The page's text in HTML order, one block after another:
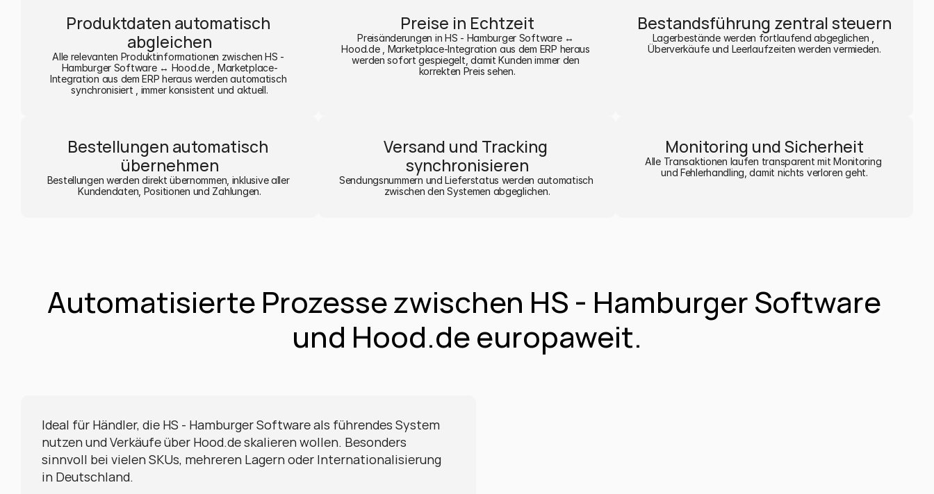
Produktdaten automatisch
abgleichen
Alle relevanten Produktinformationen zwischen HS -
Hamburger Software ↔ Hood.de , Marketplace-
Integration aus dem ERP heraus werden automatisch
synchronisiert , immer konsistent und aktuell.
Preise in Echtzeit
Preisänderungen in HS - Hamburger Software ↔
Hood.de , Marketplace-Integration aus dem ERP heraus
werden sofort gespiegelt, damit Kunden immer den
korrekten Preis sehen.
Bestandsführung zentral steuern
Lagerbestände werden fortlaufend abgeglichen ,
Überverkäufe und Leerlaufzeiten werden vermieden.
Bestellungen automatisch
übernehmen
Bestellungen werden direkt übernommen, inklusive aller
Kundendaten, Positionen und Zahlungen.
Versand und Tracking
synchronisieren
Sendungsnummern und Lieferstatus werden automatisch
zwischen den Systemen abgeglichen.
Monitoring und Sicherheit
Alle Transaktionen laufen transparent mit Monitoring
und Fehlerhandling, damit nichts verloren geht.
Automatisierte Prozesse zwischen HS - Hamburger Software
und Hood.de europaweit.
Ideal für Händler, die HS - Hamburger Software als führendes System
nutzen und Verkäufe über Hood.de skalieren wollen. Besonders
sinnvoll bei vielen SKUs, mehreren Lagern oder Internationalisierung
in Deutschland.